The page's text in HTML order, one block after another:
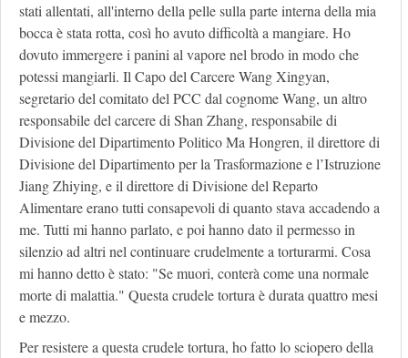
stati allentati, all'interno della pelle sulla parte interna della mia
bocca è stata rotta, così ho avuto difficoltà a mangiare. Ho
dovuto immergere i panini al vapore nel brodo in modo che
potessi mangiarli. Il Capo del Carcere Wang Xingyan,
segretario del comitato del PCC dal cognome Wang, un altro
responsabile del carcere di Shan Zhang, responsabile di
Divisione del Dipartimento Politico Ma Hongren, il direttore di
Divisione del Dipartimento per la Trasformazione e l’Istruzione
Jiang Zhiying, e il direttore di Divisione del Reparto
Alimentare erano tutti consapevoli di quanto stava accadendo a
me. Tutti mi hanno parlato, e poi hanno dato il permesso in
silenzio ad altri nel continuare crudelmente a torturarmi. Cosa
mi hanno detto è stato: "Se muori, conterà come una normale
morte di malattia." Questa crudele tortura è durata quattro mesi
e mezzo.
Per resistere a questa crudele tortura, ho fatto lo sciopero della